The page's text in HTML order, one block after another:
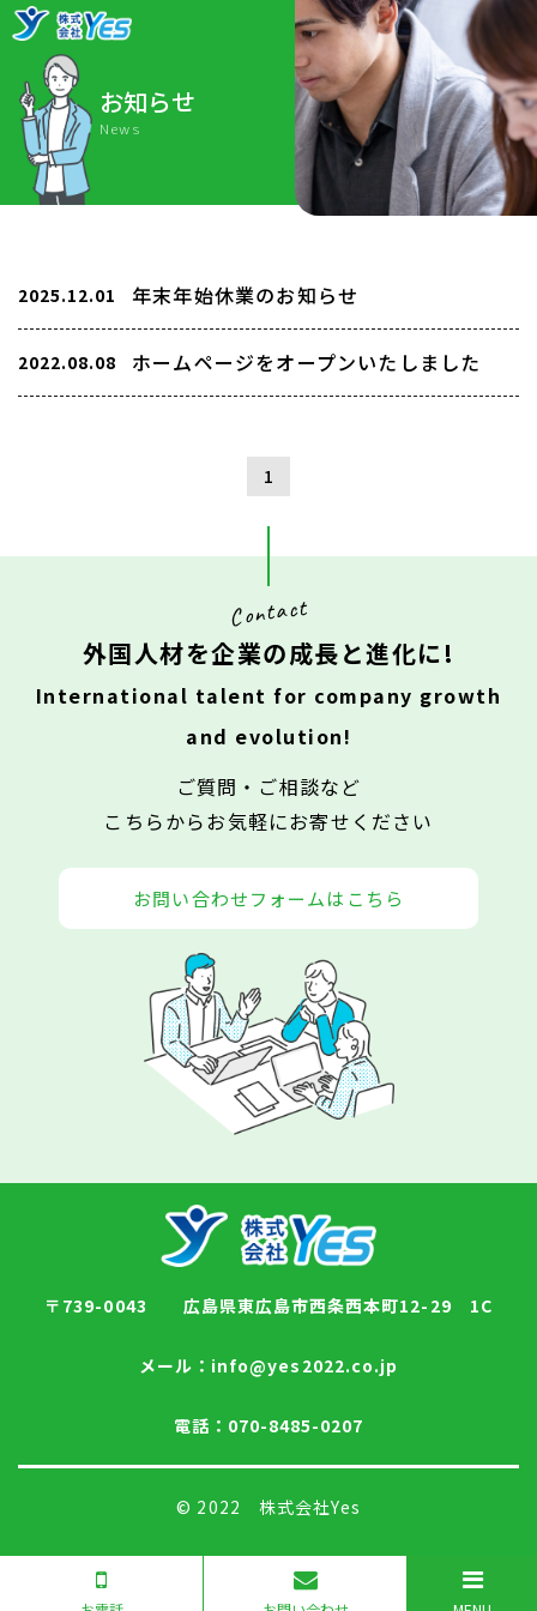
お知らせ
News
2025.12.01 年末年始休業のお知らせ
2022.08.08 ホームページをオープンいたしました
1
Contact
外国人材を企業の成長と進化に!
International talent for company growth
and evolution!
ご質問・ご相談など
​​​​​​​こちらからお気軽にお寄せください
お問い合わせフォームはこちら
〒739-0043 広島県東広島市西条西本町12-29 1C
メール：info@yes2022.co.jp
電話： 070-8485-0207
© 2022 株式会社Yes